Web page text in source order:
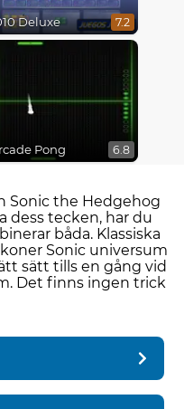
Deluxe 7.2
Pong 6.8
Sonic the Hedgehog
dess tecken, har du
båda. Klassiska
Sonic universum
sätt tills en gång vid
Det finns ingen trick